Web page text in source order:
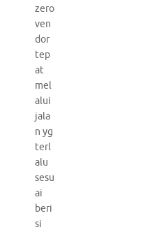
zero
ven
dor
tep
at
mel
alui
jala
n yg
terl
alu
sesu
ai
beri
si